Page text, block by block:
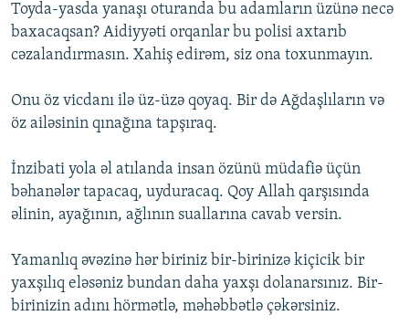
Toyda-yasda yanaşı oturanda bu adamların üzünə necə
baxacaqsan? Aidiyyəti orqanlar bu polisi axtarıb
cəzalandırmasın. Xahiş edirəm, siz ona toxunmayın.
Onu öz vicdanı ilə üz-üzə qoyaq. Bir də Ağdaşlıların və
öz ailəsinin qınağına tapşıraq.
İnzibati yola əl atılanda insan özünü müdafiə üçün
bəhanələr tapacaq, uyduracaq. Qoy Allah qarşısında
əlinin, ayağının, ağlının suallarına cavab versin.
Yamanlıq əvəzinə hər biriniz bir-birinizə kiçicik bir
yaxşılıq eləsəniz bundan daha yaxşı dolanarsınız. Bir-
birinizin adını hörmətlə, məhəbbətlə çəkərsiniz.